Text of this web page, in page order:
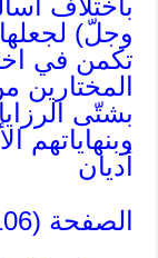
وجلّ)
تكمن في
المختارين
بشتّى
وبنهاياتهم
أديان
الصفحة (106)